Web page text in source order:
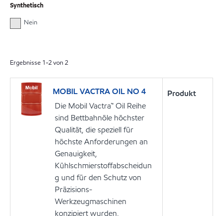
Synthetisch
Nein
Ergebnisse 1-2von2
MOBIL VACTRA OIL NO 4
Die Mobil Vactra™ Oil Reihe
sind Bettbahnöle höchster
Qualität, die speziell für
höchste Anforderungen an
Genauigkeit,
Kühlschmierstoffabscheidun
g und für den Schutz von
Präzisions-
Werkzeugmaschinen
konzipiert wurden.
Produkt